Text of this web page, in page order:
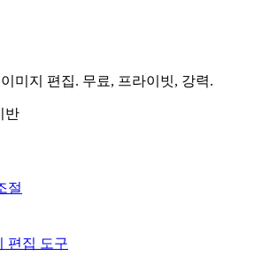
미지 편집. 무료, 프라이빗, 강력.
반
절
편집 도구